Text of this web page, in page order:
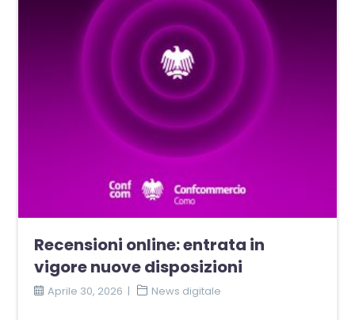
Recensioni online: entrata in
vigore nuove disposizioni
Aprile 30, 2026 News digitale